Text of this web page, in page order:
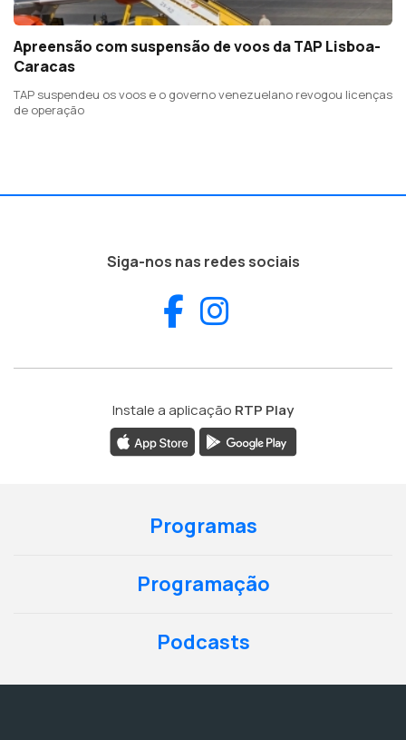
Apreensão com suspensão de voos da TAP Lisboa-
Caracas
TAP suspendeu os voos e o governo venezuelano revogou licenças
de operação
Siga-nos nas redes sociais
Facebook
Instale a aplicação RTP Play
Programas
Programação
Podcasts